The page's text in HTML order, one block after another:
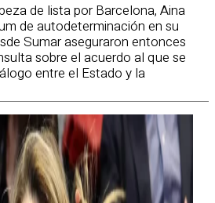
de lista por Barcelona, Aina
de autodeterminación en su
Sumar aseguraron entonces
sobre el acuerdo al que se
entre el Estado y la